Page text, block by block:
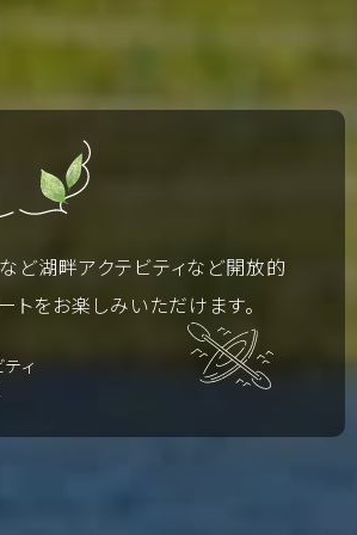
ど湖畔アクテビティなど開放的
トをお楽しみいただけます。
ィ